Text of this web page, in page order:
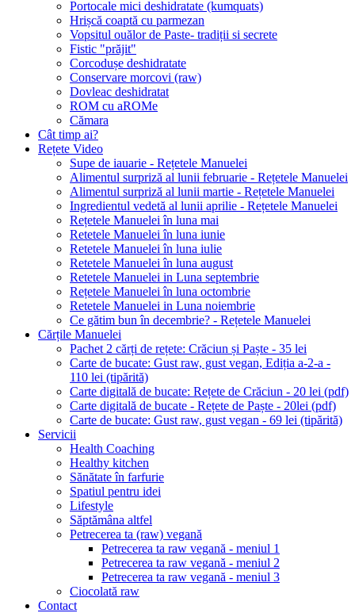
Portocale mici deshidratate (kumquats)
Hrișcă coaptă cu parmezan
Vopsitul ouălor de Paste- tradiții si secrete
Fistic "prăjit"
Corcodușe deshidratate
Conservare morcovi (raw)
Dovleac deshidratat
ROM cu aROMe
Cămara
Cât timp ai?
Rețete Video
Supe de iauarie - Rețetele Manuelei
Alimentul surpriză al lunii februarie - Rețetele Manuelei
Alimentul surpriză al lunii martie - Rețetele Manuelei
Ingredientul vedetă al lunii aprilie - Rețetele Manuelei
Rețetele Manuelei în luna mai
Retetele Manuelei în luna iunie
Retetele Manuelei în luna iulie
Retetele Manuelei în luna august
Retetele Manuelei in Luna septembrie
Rețetele Manuelei în luna octombrie
Retetele Manuelei in Luna noiembrie
Ce gătim bun în decembrie? - Rețetele Manuelei
Cărțile Manuelei
Pachet 2 cărți de rețete: Crăciun și Paște - 35 lei
Carte de bucate: Gust raw, gust vegan, Ediția a-2-a -
110 lei (tipărită)
Carte digitală de bucate: Rețete de Crăciun - 20 lei (pdf)
Carte digitală de bucate - Rețete de Paște - 20lei (pdf)
Carte de bucate: Gust raw, gust vegan - 69 lei (tipărită)
Servicii
Health Coaching
Healthy kitchen
Sănătate în farfurie
Spatiul pentru idei
Lifestyle
Săptămâna altfel
Petrecerea ta (raw) vegană
Petrecerea ta raw vegană - meniul 1
Petrecerea ta raw vegană - meniul 2
Petrecerea ta raw vegană - meniul 3
Ciocolată raw
Contact